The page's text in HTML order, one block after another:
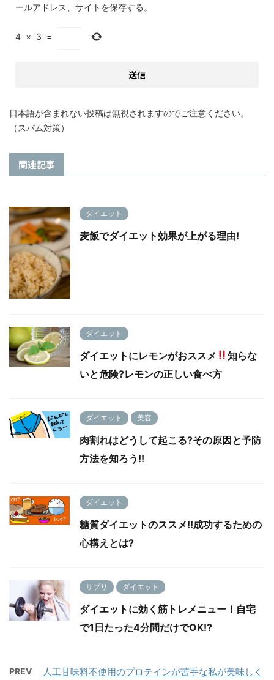
ールアドレス、サイトを保存する。
4 × 3 =
日本語が含まれない投稿は無視されますのでご注意ください。
（スパム対策）
関連記事
ダイエット
麦飯でダイエット効果が上がる理由!
ダイエット
ダイエットにレモンがおススメ
知らな
いと危険?レモンの正しい食べ方
ダイエット 美容
肉割れはどうして起こる?その原因と予防
方法を知ろう!!
ダイエット
糖質ダイエットのススメ!!成功するための
心構えとは?
サプリ ダイエット
ダイエットに効く筋トレメニュー！自宅
で1日たった4分間だけでOK!?
PREV
人工甘味料不使用のプロテインが苦手な私が美味しく